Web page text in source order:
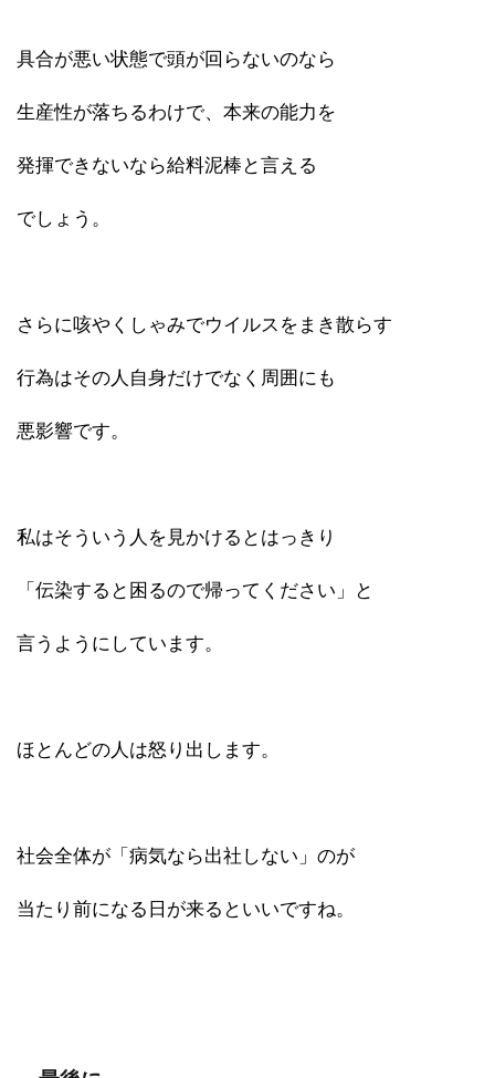
具合が悪い状態で頭が回らないのなら
生産性が落ちるわけで、本来の能力を
発揮できないなら給料泥棒と言える
でしょう。
さらに咳やくしゃみでウイルスをまき散らす
行為はその人自身だけでなく周囲にも
悪影響です。
私はそういう人を見かけるとはっきり
「伝染すると困るので帰ってください」と
言うようにしています。
ほとんどの人は怒り出します。
社会全体が「病気なら出社しない」のが
当たり前になる日が来るといいですね。